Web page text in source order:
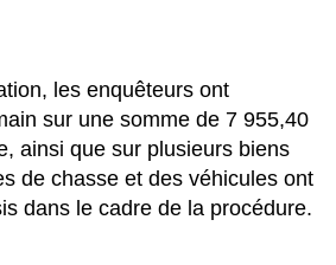
les enquêteurs ont
sur une somme de 7 955,40
ainsi que sur plusieurs biens
de chasse et des véhicules ont
dans le cadre de la procédure.